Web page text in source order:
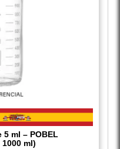
ml – POBEL
ml)